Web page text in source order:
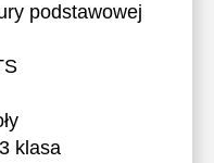
podstawowej
klasa